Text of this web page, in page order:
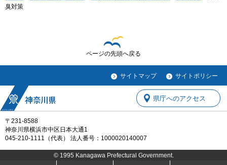
臭対策
ページの先頭へ戻る
サイトマップ サイトポリシー
〒231-8588
神奈川県横浜市中区日本大通1
045-210-1111（代表） 法人番号：1000020140007
県庁へのアクセス
© 1995 Kanagawa Prefectural Government.